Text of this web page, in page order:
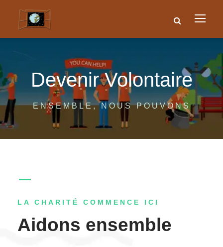
Devenir Volontaire
ENSEMBLE, NOUS POUVONS
LA CHARITÉ COMMENCE ICI
Aidons ensemble